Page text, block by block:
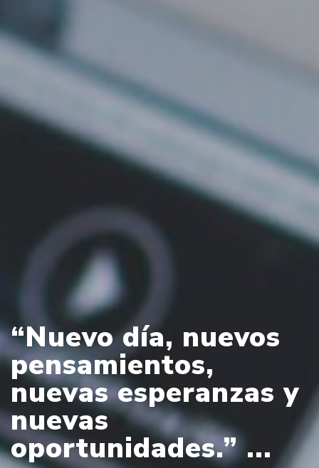
“Nuevo día, nuevos
pensamientos,
nuevas esperanzas y
nuevas
oportunidades.” ...